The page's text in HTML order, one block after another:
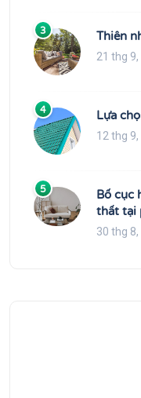
3 Thiên
21 thg
4 Lựa
12 thg
5
Bố cục
thất tại
30 thg